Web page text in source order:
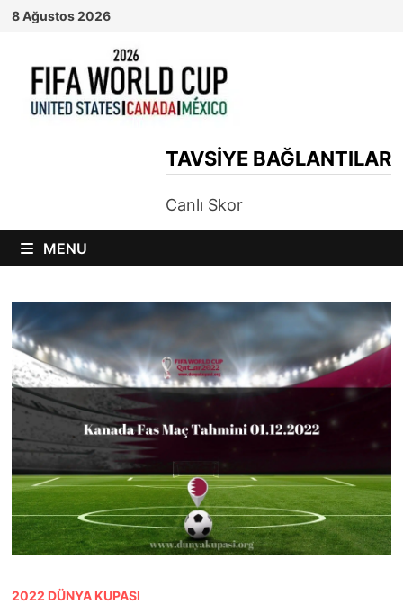
Skip
8 Ağustos 2026
TAVSIYE BAĞLANTILAR
Canlı Skor
MENU
2022 DÜNYA KUPASI